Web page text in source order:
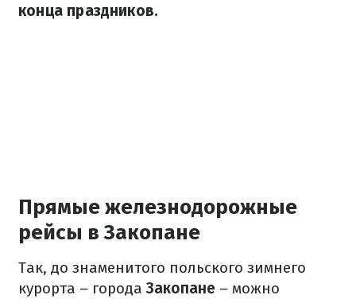
конца праздников.
Прямые железнодорожные
рейсы в Закопане
Так, до знаменитого польского зимнего
курорта – города Закопане – можно